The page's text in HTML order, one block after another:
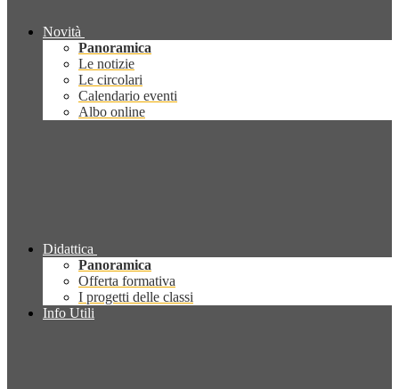
Novità
Panoramica
Le notizie
Le circolari
Calendario eventi
Albo online
Didattica
Panoramica
Offerta formativa
I progetti delle classi
Info Utili